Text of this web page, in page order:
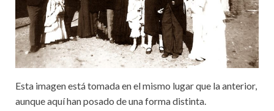
Esta imagen está tomada en el mismo lugar que la anterior,
aunque aquí han posado de una forma distinta.